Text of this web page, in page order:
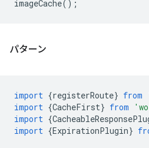
imageCache();
パターン
import {registerRoute} from
import {CacheFirst} from
import {
import {ExpirationPlugin}